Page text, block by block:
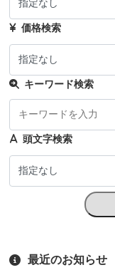
価格検索
キーワード検索
頭文字検索
最近のお知らせ